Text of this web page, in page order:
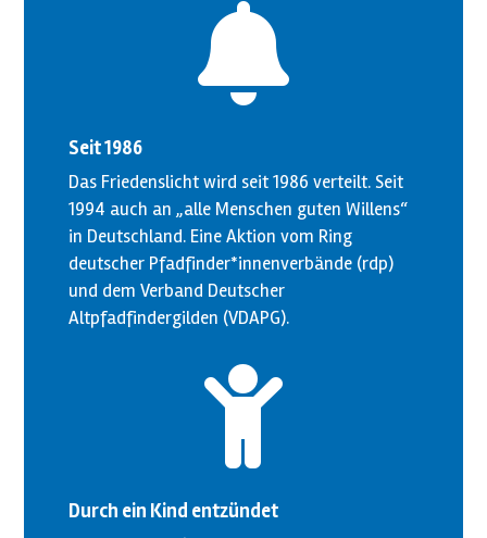

Seit 1986
Das Friedenslicht wird seit 1986 verteilt. Seit
1994 auch an „alle Menschen guten Willens“
in Deutschland. Eine Aktion vom Ring
deutscher Pfadfinder*innenverbände (rdp)
und dem Verband Deutscher
Altpfadfindergilden (VDAPG).

Durch ein Kind entzündet